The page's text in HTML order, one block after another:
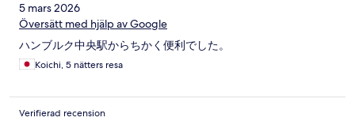
5 mars 2026
Översätt med hjälp av Google
ハンブルク中央駅からちかく便利でした。
Koichi, 5 nätters resa
Verifierad recension